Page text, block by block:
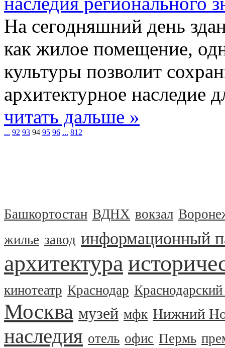
На сегодняшний день
как жилое помещение,
культуры позволит
архитектурное наследие
читать дальше »
... 92 93 94 95 96 ... 812
Башкортостан ВДНХ вокзал
жилье завод информационный
архитектура
кинотеатр Краснодар
Москва музей мфк Нижний
наследия отель офис Пермь